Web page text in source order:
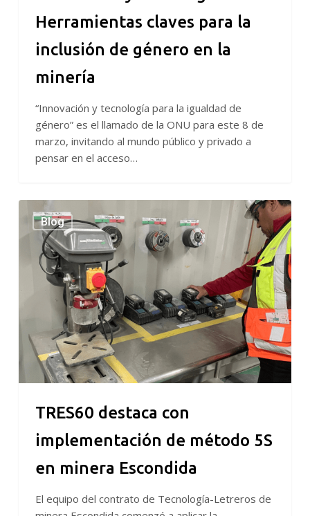
Herramientas claves para la
inclusión de género en la
minería
“Innovación y tecnología para la igualdad de
género” es el llamado de la ONU para este 8 de
marzo, invitando al mundo público y privado a
pensar en el acceso…
TRES60
destaca
implementación
método
en
minera
Escondida
Blog
TRES60 destaca con
implementación de método 5S
en minera Escondida
El equipo del contrato de Tecnología-Letreros de